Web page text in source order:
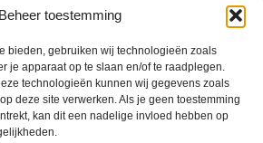
Beheer toestemming
bieden, gebruiken wij technologieën zoals
je apparaat op te slaan en/of te raadplegen.
technologieën kunnen wij gegevens zoals
deze site verwerken. Als je geen toestemming
kan dit een nadelige invloed hebben op
1